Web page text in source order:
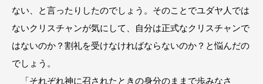
ない、と言ったりしたのでしょう。そのことでユダヤ人では
ないクリスチャンが気にして、自分は正式なクリスチャンで
はないのか？割礼を受けなければならないのか？と悩んだの
でしょう。
「それぞれ神に召されたときの身分のままで歩みなさ